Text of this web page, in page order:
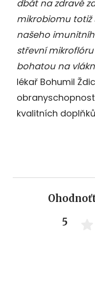
dbát na zdravé
mikrobiomu totiž
našeho
střevní
bohatou na
lékař Bohumil
kvalitních
5